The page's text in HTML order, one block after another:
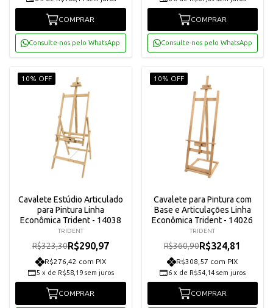
COMPRAR
Consulte-nos pelo WhatsApp
COMPRAR
Consulte-nos pelo WhatsApp
10% OFF
Cavalete Estúdio Articulado
para Pintura Linha
Econômica Trident - 14038
TRIDENT
R$323,30R$290,97
R$276,42 com PIX
5 x de R$58,19 sem juros
COMPRAR
10% OFF
Cavalete para Pintura com
Base e Articulações Linha
Econômica Trident - 14026
TRIDENT
R$360,90R$324,81
R$308,57 com PIX
6 x de R$54,14 sem juros
COMPRAR